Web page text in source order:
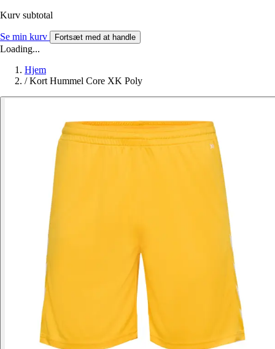
Kurv subtotal
Se min kurv Fortsæt med at handle
Loading...
Hjem
/ Kort Hummel Core XK Poly